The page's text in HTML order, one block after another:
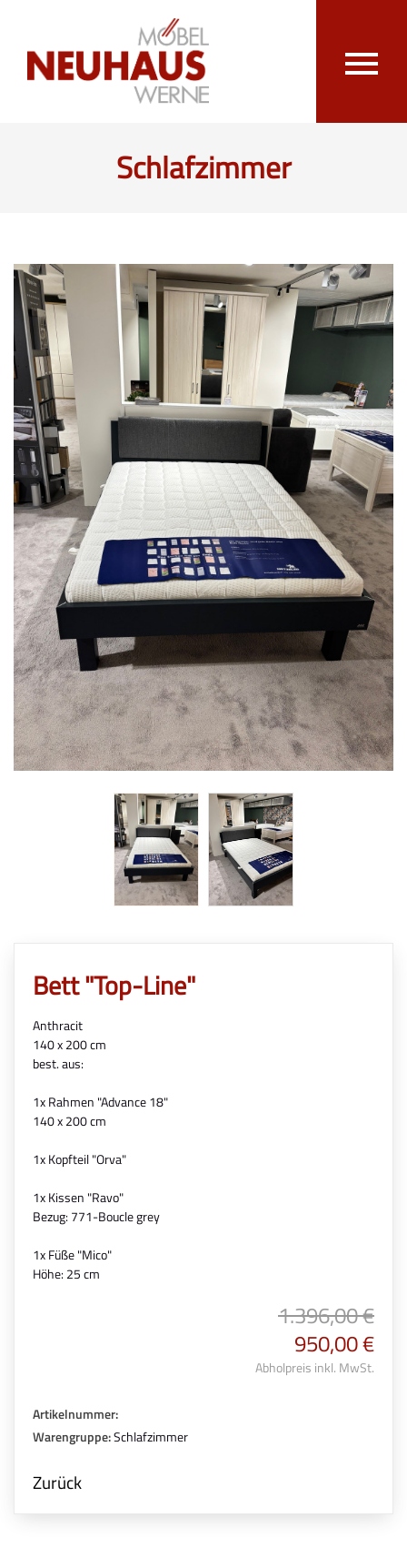
Schlafzimmer
Bett "Top-Line"
Anthracit
140 x 200 cm
best. aus:
1x Rahmen "Advance 18"
140 x 200 cm
1x Kopfteil "Orva"
1x Kissen "Ravo"
Bezug: 771-Boucle grey
1x Füße "Mico"
Höhe: 25 cm
1.396,00 €
950,00 €
Abholpreis inkl. MwSt.
Artikelnummer:
Warengruppe:Schlafzimmer
Zurück